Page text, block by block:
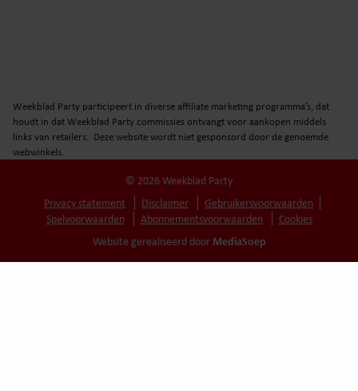
Weekblad Party participeert in diverse affiliate marketing programma’s, dat
houdt in dat Weekblad Party commissies ontvangt voor aankopen middels
links van retailers. Deze website wordt niet gesponsord door de genoemde
webwinkels.
© 2026 Weekblad Party
Privacy statement
Disclaimer
Gebruikersvoorwaarden
Spelvoorwaarden
Abonnementsvoorwaarden
Cookies
Website gerealiseerd door MediaSoep